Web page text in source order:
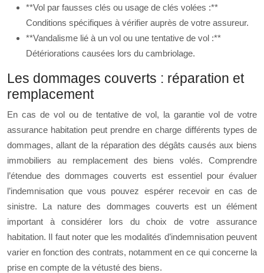
**Vol par fausses clés ou usage de clés volées :**
Conditions spécifiques à vérifier auprès de votre assureur.
**Vandalisme lié à un vol ou une tentative de vol :**
Détériorations causées lors du cambriolage.
Les dommages couverts : réparation et
remplacement
En cas de vol ou de tentative de vol, la garantie vol de votre
assurance habitation peut prendre en charge différents types de
dommages, allant de la réparation des dégâts causés aux biens
immobiliers au remplacement des biens volés. Comprendre
l’étendue des dommages couverts est essentiel pour évaluer
l’indemnisation que vous pouvez espérer recevoir en cas de
sinistre. La nature des dommages couverts est un élément
important à considérer lors du choix de votre assurance
habitation. Il faut noter que les modalités d’indemnisation peuvent
varier en fonction des contrats, notamment en ce qui concerne la
prise en compte de la vétusté des biens.